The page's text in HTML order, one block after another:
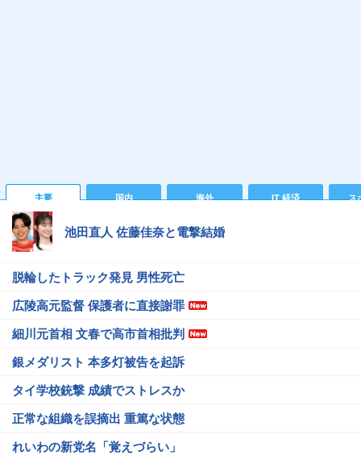
主要 国内 海外 IT 経済 ス
池田直人 佐藤佳奈と電撃結婚
脱輪したトラック発見 男性死亡
広陵高元監督 保護者に直接謝罪
細川元首相 文春で高市首相批判
銀メダリスト 本多灯被告を起訴
タイ学校銃撃 成績でストレスか
正常な組織を誤摘出 重篤な状態
れいわの新党名「覚えづらい」